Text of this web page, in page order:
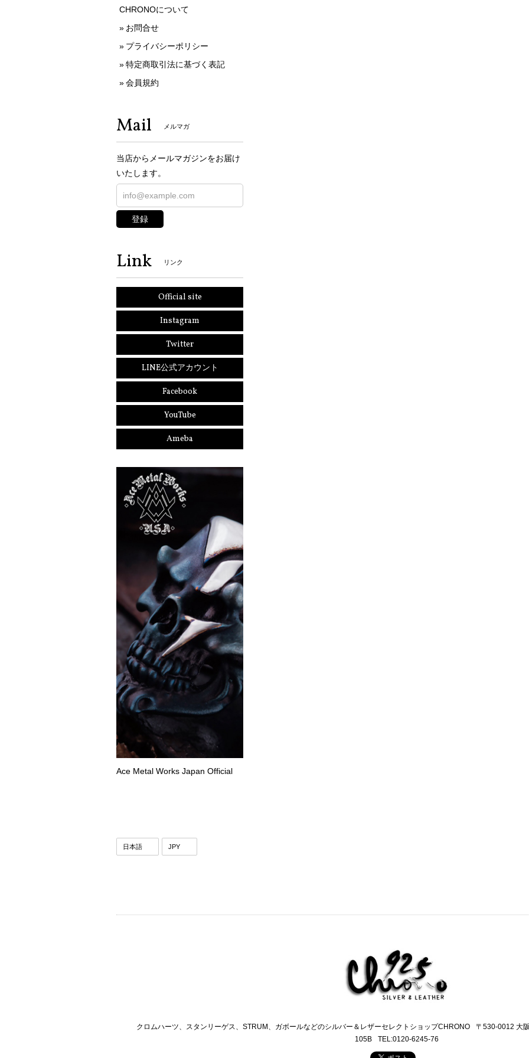
CHRONOについて
お問合せ
プライバシーポリシー
特定商取引法に基づく表記
会員規約
Mail メルマガ
当店からメールマガジンをお届け
いたします。
登録
Link リンク
Official site
Instagram
Twitter
LINE公式アカウント
Facebook
YouTube
Ameba
Ace Metal Works Japan Official
クロムハーツ、スタンリーゲス、STRUM、ガボールなどのシルバー＆レザーセレクトショップCHRONO
〒530-0012 大
105B
TEL:0120-6245-76